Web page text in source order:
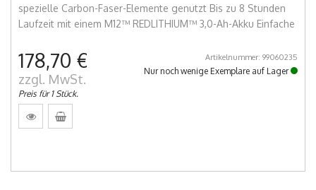
spezielle Carbon-Faser-Elemente genutzt Bis zu 8 Stunden
Laufzeit mit einem M12™ REDLITHIUM™ 3,0-Ah-Akku Einfache
178,70 €
zzgl. MwSt.
Preis für 1 Stück.
Artikelnummer: 99060235
Nur noch wenige Exemplare auf Lager